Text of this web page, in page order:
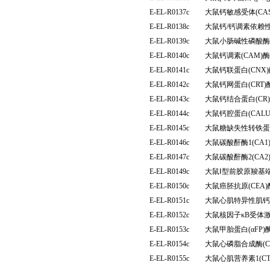
E-EL-R0137c
大鼠钙敏感受体
E-EL-R0138c
大鼠钙/钙调素依赖
E-EL-R0139c
大鼠小肠碱性磷酸
E-EL-R0140c
大鼠钙调素(CAM)
E-EL-R0141c
大鼠钙联蛋白
E-EL-R0142c
大鼠钙网蛋白(CRT)
E-EL-R0143c
大鼠钙结合蛋白
E-EL-R0144c
大鼠钙腔蛋白
E-EL-R0145c
大鼠糖缺失性转铁
E-EL-R0146c
大鼠碳酸酐酶
E-EL-R0147c
大鼠碳酸酐酶
E-EL-R0149c
大鼠Ⅰ型前胶原羧基
E-EL-R0150c
大鼠癌胚抗原
E-EL-R0151c
大鼠心肌特异性肌
E-EL-R0152c
大鼠核因子κB受体
E-EL-R0153c
大鼠甲胎蛋白(αFP)
E-EL-R0154c
大鼠心磷脂合成酶
E-EL-R0155c
大鼠心肌营养素